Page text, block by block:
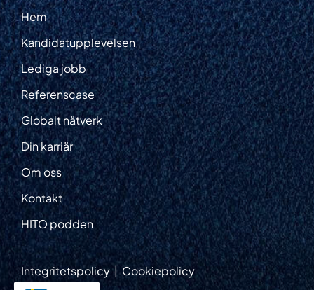
Hem
Kandidatupplevelsen
Lediga jobb
Referenscase
Globalt nätverk
Din karriär
Om oss
Kontakt
HITO podden
Integritetspolicy|Cookiepolicy